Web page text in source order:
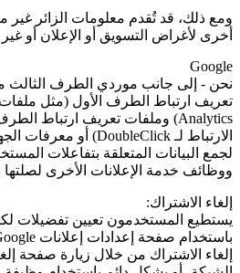
ومع ذلك، قد تُقدم معلومات الزائر غير
أخرى لأغراض التسويق أو الإعلان أو
Google
نحن - إلى جانب موردي الطرف الثالث
تعريف ارتباط الطرف الأول (مثل ملفات
Analytics) وملفات تعريف ارتباط
الارتباط لـ DoubleClick) أو معرفات
لجمع البيانات المتعلقة بتفاعلات
ووظائف خدمة الإعلانات الأخرى لصلتها
إلغاء الاشتراك:
باستخدام صفحة إعدادات إعلانات
إلغاء الاشتراك من خلال زيارة صفحة